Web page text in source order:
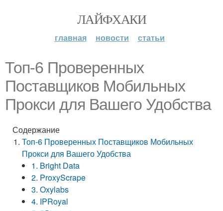
ЛАЙФХАКИ
главная новости статьи
Топ-6 Проверенных
Поставщиков Мобильных
Прокси для Вашего Удобства
Содержание
Топ-6 Проверенных Поставщиков Мобильных
Прокси для Вашего Удобства
1. Bright Data
2. ProxyScrape
3. Oxylabs
4. IPRoyal